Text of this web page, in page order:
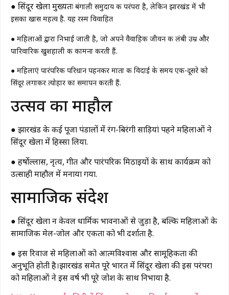
● सिंदूर खेला मुख्यतः बंगाली समुदाय की परंपरा है, लेकिन झारखंड में भी
इसका खास महत्व है. यह रस्म विवाहित
● महिलाओं द्वारा निभाई जाती है, जो अपने वैवाहिक जीवन की लंबी उम्र और
पारिवारिक खुशहाली की कामना करती हैं.
● महिलाएं पारंपरिक परिधान पहनकर माता की विदाई के समय एक-दूसरे को
सिंदूर लगाकर त्योहार का समापन करती हैं.
उत्सव का माहौल
● झारखंड के कई पूजा पंडालों में रंग-बिरंगी साड़ियां पहने महिलाओं ने
सिंदूर खेला में हिस्सा लिया.
● हर्षोल्लास, नृत्य, गीत और पारंपरिक मिठाइयों के साथ कार्यक्रम को
उत्साही माहौल में मनाया गया.
सामाजिक संदेश
● सिंदूर खेला न केवल धार्मिक भावनाओं से जुड़ा है, बल्कि महिलाओं के
सामाजिक मेल-जोल और एकता को भी दर्शाता है.
● इस रिवाज से महिलाओं को आत्मविश्वास और सामूहिकता की
अनुभूति होती है।झारखंड समेत पूरे भारत में सिंदूर खेला की इस परंपरा
को महिलाओं ने इस वर्ष भी पूरे जोश के साथ निभाया है.